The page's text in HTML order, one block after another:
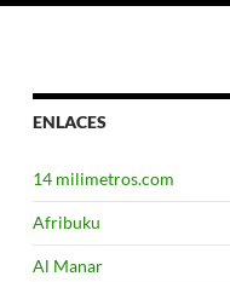
ENLACES
14 milimetros.com
Afribuku
Al Manar